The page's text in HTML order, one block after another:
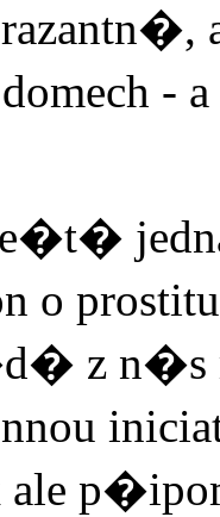
-
z n�s
ale